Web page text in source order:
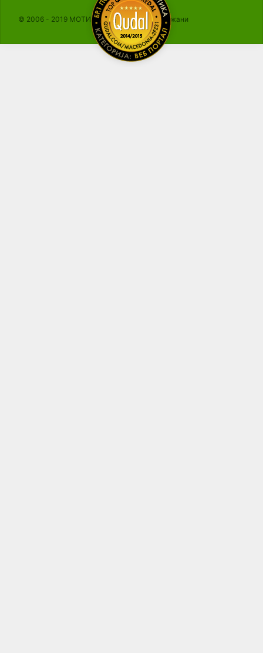
© 2006 - 2019 МОТИКА, Сите права се задржани